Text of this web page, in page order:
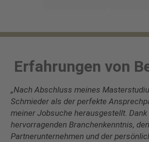
Erfahrungen von
„Nach Abschluss meines
Schmieder als der perfekte
meiner Jobsuche herausgestellt.
hervorragenden Branchenkenntnis,
Partnerunternehmen und der